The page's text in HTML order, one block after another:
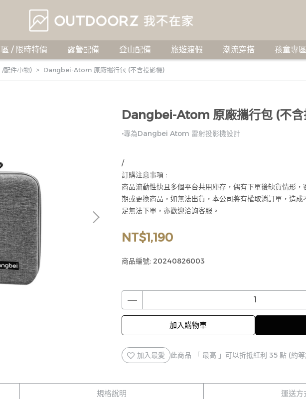
/ 限時特價 露營配備 登山配備 旅遊渡假 潮流穿搭 孩童專區
配件小物) Dangbei-Atom 原廠攜行包 (不含投影機)
Dangbei-Atom 原廠攜行包 (不含
•專為Dangbei Atom 雷射投影機設計
/
訂購注意事項 :
商品流動性快且多個平台共用庫存，偶有下單後缺貨情形
期或更換商品，如無法出貨，本公司將有權取消訂單，造
足無法下單，亦歡迎洽詢客服。
NT$1,190
商品編號: 20240826003
加入購物車
加入最愛 此商品 「 最高 」可以折抵紅利 35 點 (約
規格說明 運送方